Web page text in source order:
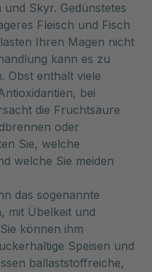
Skyr. Gedünstetes
Fleisch und Fisch
Ihren Magen nicht
kann es zu
Obst enthält viele
bei
die Fruchtsäure
oder
Sie, welche
welche Sie meiden
das sogenannte
mit Übelkeit und
können ihm
Speisen und
ballaststoffreiche,